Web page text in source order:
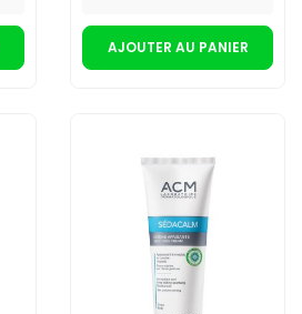
AJOUTER AU PANIER